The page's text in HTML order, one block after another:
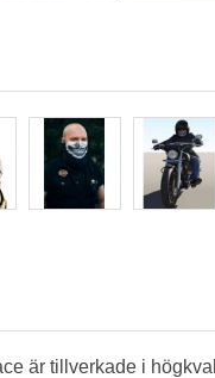
är tillverkade i